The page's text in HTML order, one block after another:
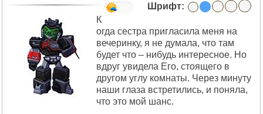
Шрифт:
К
огда сестра пригласила меня на
вечеринку, я не думала, что там
будет что – нибудь интересное. Но
вдруг увидела Его, стоящего в
другом углу комнаты. Через минуту
наши глаза встретились, и поняла,
что это мой шанс.